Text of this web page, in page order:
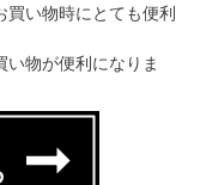
い物時にとても便利
物が便利になりま